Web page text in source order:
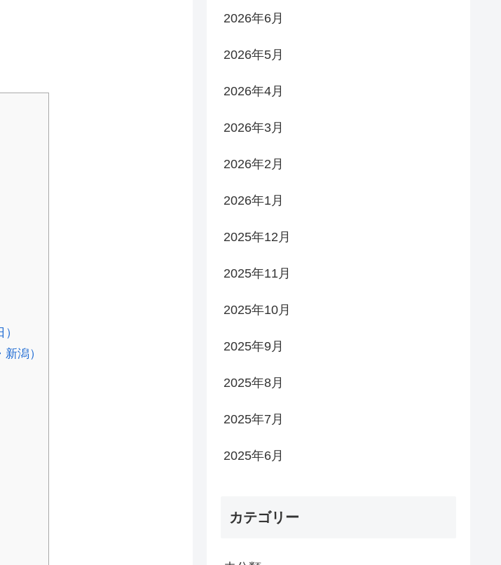
潟）
2026年6月
2026年5月
2026年4月
2026年3月
2026年2月
2026年1月
2025年12月
2025年11月
2025年10月
2025年9月
2025年8月
2025年7月
2025年6月
カテゴリー